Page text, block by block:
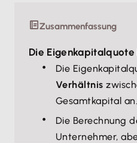
Zusammenfassung
Die
Die
Verhältnis
Gesamtkapital an.
Die Berechnung
Unternehmer,